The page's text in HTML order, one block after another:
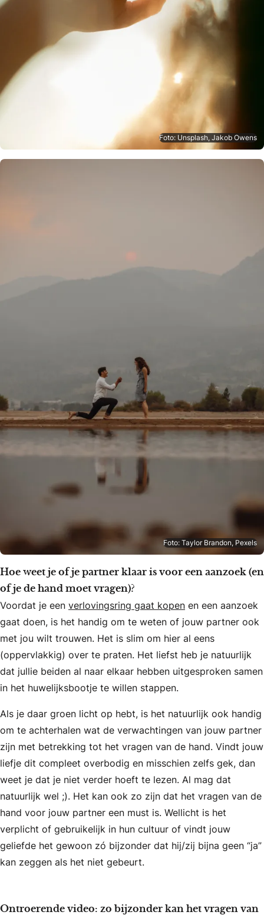
Foto: Unsplash, Jakob Owens
Foto: Taylor Brandon, Pexels
Hoe weet je of je partner klaar is voor een aanzoek (en
of je de hand moet vragen)?
Voordat je een verlovingsring gaat kopen en een aanzoek
gaat doen, is het handig om te weten of jouw partner ook
met jou wilt trouwen. Het is slim om hier al eens
(oppervlakkig) over te praten. Het liefst heb je natuurlijk
dat jullie beiden al naar elkaar hebben uitgesproken samen
in het huwelijksbootje te willen stappen.
Als je daar groen licht op hebt, is het natuurlijk ook handig
om te achterhalen wat de verwachtingen van jouw partner
zijn met betrekking tot het vragen van de hand. Vindt jouw
liefje dit compleet overbodig en misschien zelfs gek, dan
weet je dat je niet verder hoeft te lezen. Al mag dat
natuurlijk wel ;). Het kan ook zo zijn dat het vragen van de
hand voor jouw partner een must is. Wellicht is het
verplicht of gebruikelijk in hun cultuur of vindt jouw
geliefde het gewoon zó bijzonder dat hij/zij bijna geen “ja”
kan zeggen als het niet gebeurt.
Ontroerende video: zo bijzonder kan het vragen van